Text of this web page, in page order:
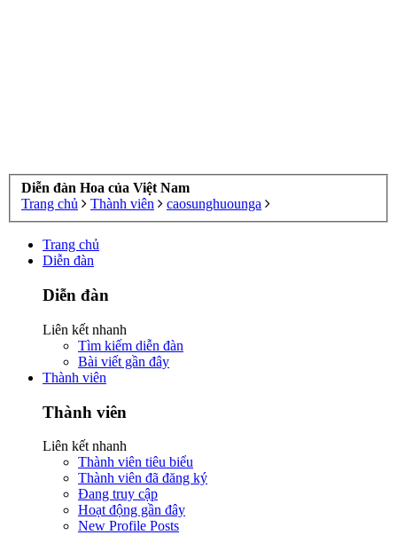
Diễn đàn Hoa của Việt Nam
Trang chủ
Thành viên caosunghuounga
Trang chủ
Diễn đàn
Diễn đàn
Liên kết nhanh
Tìm kiếm diễn đàn
Bài viết gần đây
Thành viên
Thành viên
Liên kết nhanh
Thành viên tiêu biểu
Thành viên đã đăng ký
Đang truy cập
Hoạt động gần đây
New Profile Posts